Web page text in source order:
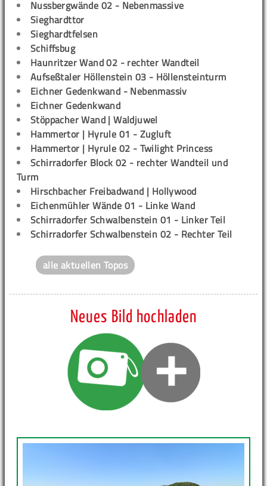
Nussbergwände 02 - Nebenmassive
Sieghardttor
Sieghardtfelsen
Schiffsbug
Haunritzer Wand 02 - rechter Wandteil
Aufseßtaler Höllenstein 03 - Höllensteinturm
Eichner Gedenkwand - Nebenmassiv
Eichner Gedenkwand
Stöppacher Wand | Waldjuwel
Hammertor | Hyrule 01 - Zugluft
Hammertor | Hyrule 02 - Twilight Princess
Schirradorfer Block 02 - rechter Wandteil und
Turm
Hirschbacher Freibadwand | Hollywood
Eichenmühler Wände 01 - Linke Wand
Schirradorfer Schwalbenstein 01 - Linker Teil
Schirradorfer Schwalbenstein 02 - Rechter Teil
alle aktuellen Topos
Neues Bild hochladen